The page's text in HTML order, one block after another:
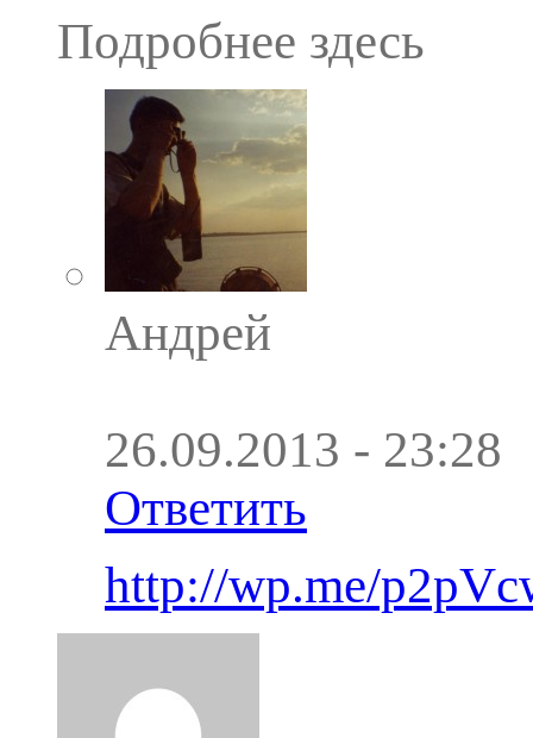
Подробнее здесь
Андрей
26.09.2013 - 23:28
Ответить
http://wp.me/